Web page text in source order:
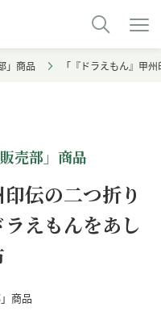
」商品 「『ドラえもん』甲
売部」商品
印伝の二つ折り
えもんをあし
商品